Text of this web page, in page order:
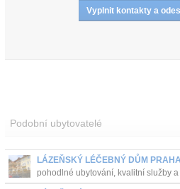
Podobní ubytovatelé
LÁZEŇSKÝ LÉČEBNÝ DŮM
pohodlné ubytování, kvalitní služby
vlastním bazénem, léčivým